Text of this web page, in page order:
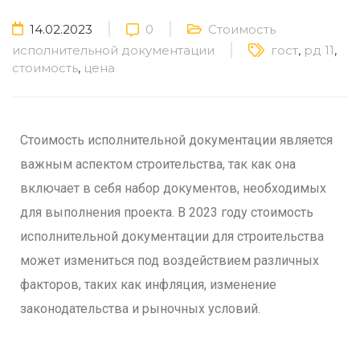
14.02.2023 0
Стоимость
исполнительной документации
гост, рд 11,
стоимость, цена
Стоимость исполнительной документации является
важным аспектом строительства, так как она
включает в себя набор документов, необходимых
для выполнения проекта. В 2023 году стоимость
исполнительной документации для строительства
может измениться под воздействием различных
факторов, таких как инфляция, изменение
законодательства и рыночных условий.